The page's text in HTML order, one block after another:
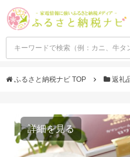
ふるさと納税ナビ TOP 返礼
詳細を見る